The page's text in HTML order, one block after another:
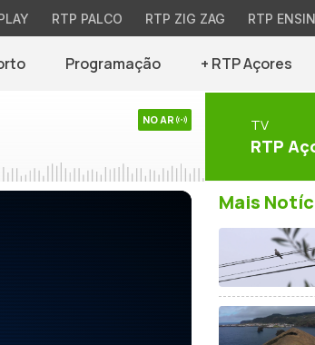
RTP PALCO RTP ZIG ZAG RTP
Programação + RTP Açores
NO AR TV
RTP
Mais